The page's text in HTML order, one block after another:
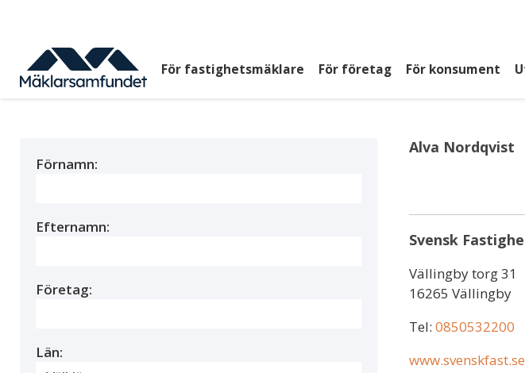
huvudinnehåll
Huvudmeny
För fastighetsmäklare För företag För konsument
Alva Nordqvist
Svensk
Vällingby torg 31
16265 Vällingby
Tel: 0850532200
www.svenskfast.se
Förnamn:
Efternamn:
Företag:
Län: